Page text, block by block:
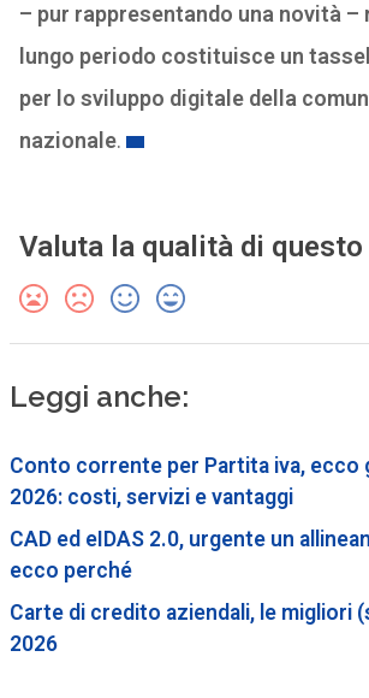
– pur rappresentando una novità –
lungo periodo costituisce un
per lo sviluppo digitale della
nazionale.
Valuta la qualità di
Leggi anche:
Conto corrente per Partita iva, ecco
2026: costi, servizi e vantaggi
CAD ed eIDAS 2.0, urgente un
ecco perché
Carte di credito aziendali, le migliori
2026